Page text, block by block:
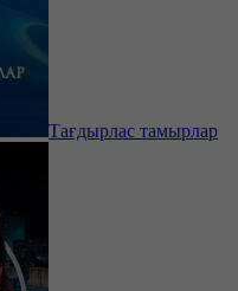
Тағдырлас тамырлар